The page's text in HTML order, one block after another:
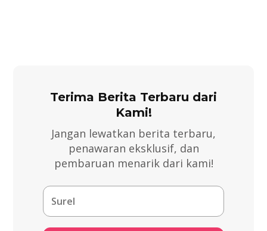
Terima Berita Terbaru dari
Kami!
Jangan lewatkan berita terbaru,
penawaran eksklusif, dan
pembaruan menarik dari kami!